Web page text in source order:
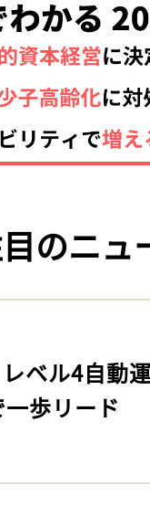
のニュ
レベル4自動
歩リード